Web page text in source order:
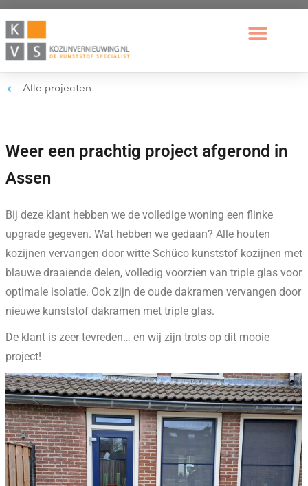
Alle projecten
Weer een prachtig project afgerond in
Assen
Bij deze klant hebben we de volledige woning een flinke
upgrade gegeven. Wat hebben we gedaan? Alle houten
kozijnen vervangen door witte Schüco kunststof kozijnen met
blauwe draaiende delen, volledig voorzien van triple glas voor
optimale isolatie. Ook zijn de oude dakramen vervangen door
nieuwe kunststof dakramen met triple glas.
De klant is zeer tevreden… en wij zijn trots op dit mooie
project!